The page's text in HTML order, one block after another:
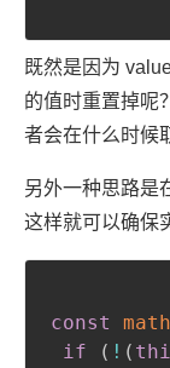
既然是因为
的值时重置掉呢
者会在什么时候
另外一种思路是
这样就可以确保
const math
if
( ! (